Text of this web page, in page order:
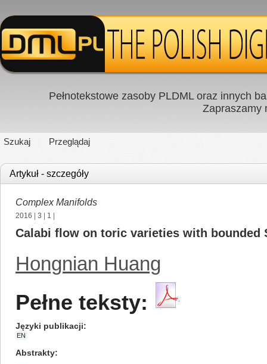
Pełnotekstowe zasoby PLDML oraz innych
Zapraszamy
Szukaj Przeglądaj
Artykuł - szczegóły
Complex Manifolds
2016 3 1
Calabi flow on toric varieties with bounded
Hongnian Huang
Pełne teksty:
Języki publikacji
EN
Abstrakty